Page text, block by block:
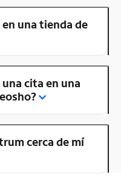
una tienda de
cita en una
cerca de mí